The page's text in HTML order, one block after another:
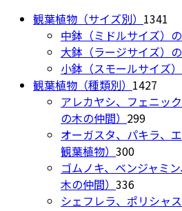
観葉植物（サイズ別） 1341
個
の
商
中鉢（ミドルサイズ）
大鉢（ラージサイズ）
小鉢（スモールサイズ
観葉植物（種類別） 1427
個
商
アレカヤシ、フェニッ
の木の仲間） 299299
個
商
オーガスタ、パキラ、
観葉植物） 300300
個
の
商
ゴムノキ、ベンジャミ
木の仲間） 336336
個
シェフレラ、ポリシャ